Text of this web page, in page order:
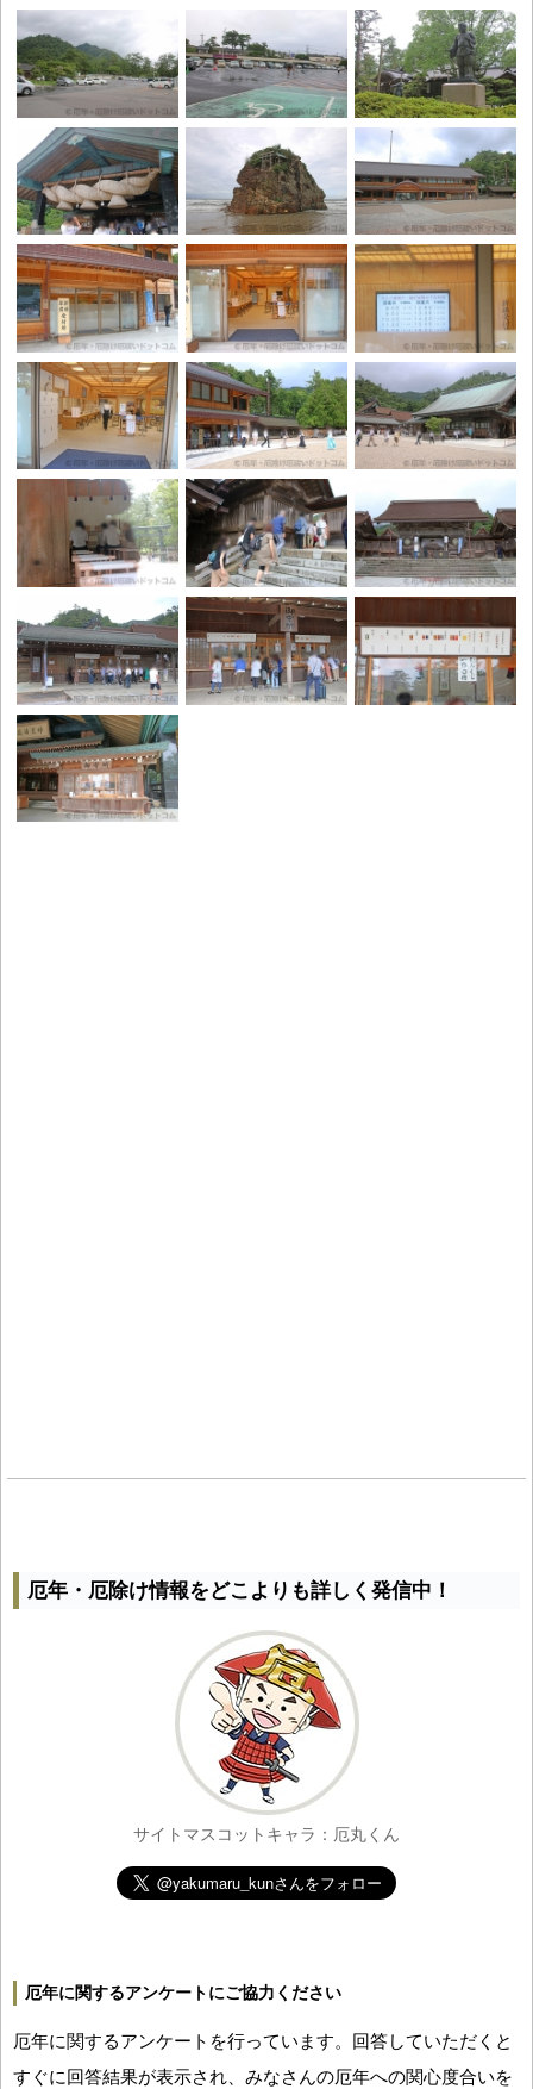
厄年・厄除け情報をどこよりも詳しく発信中！
サイトマスコットキャラ：厄丸くん
厄年に関するアンケートにご協力ください
厄年に関するアンケートを行っています。回答していただくと
すぐに回答結果が表示され、みなさんの厄年への関心度合いを